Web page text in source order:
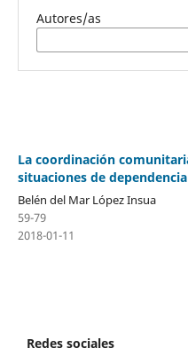
Autores/as
La coordinación
situaciones de dependencia
Belén del Mar López Insua
59-79
2018-01-11
Redes sociales